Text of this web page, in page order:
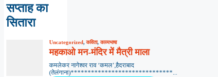
सप्ताह का
सितारा
Uncategorized,कविता,काव्यभाषा
महकाओ मन-मंदिर में मैत्री माला
कमलेकर नागेश्वर राव ‘कमल’,हैदराबाद
(तेलंगाना)******************************...